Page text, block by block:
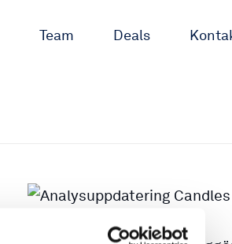
Team Deals